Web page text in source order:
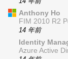
Anthony Ho
FIM 2010 R2
14 年前
Identity
Azure Active